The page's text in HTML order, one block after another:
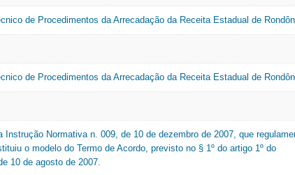
de Procedimentos da Arrecadação da Receita Estadual de
de Procedimentos da Arrecadação da Receita Estadual de
Instrução Normativa n. 009, de 10 de dezembro de 2007, que
o modelo do Termo de Acordo, previsto no § 1º do artigo 1º do
10 de agosto de 2007.